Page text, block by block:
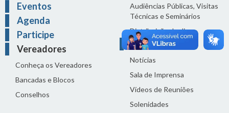
Eventos
Agenda
Participe
Vereadores
Conheça os Vereadores
Bancadas e Blocos
Conselhos
Audiências Públicas, Visitas
Técnicas e Seminários
Distribuição do dia
Comunicação
Notícias
Sala de Imprensa
Vídeos de Reuniões
Solenidades